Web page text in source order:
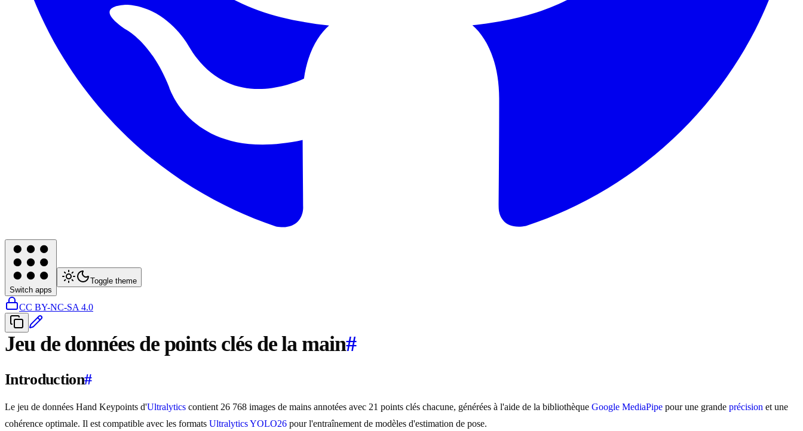
Switch apps
Toggle theme
CC BY-NC-SA 4.0
Jeu de données de points clés de la main#
Introduction#
Le jeu de données Hand Keypoints d'Ultralytics contient 26 768 images de mains annotées avec 21 points clés chacune, générées à l'aide de la bibliothèque Google MediaPipe pour une grande précision et une
cohérence optimale. Il est compatible avec les formats Ultralytics YOLO26 pour l'entraînement de modèles d'estimation de pose.